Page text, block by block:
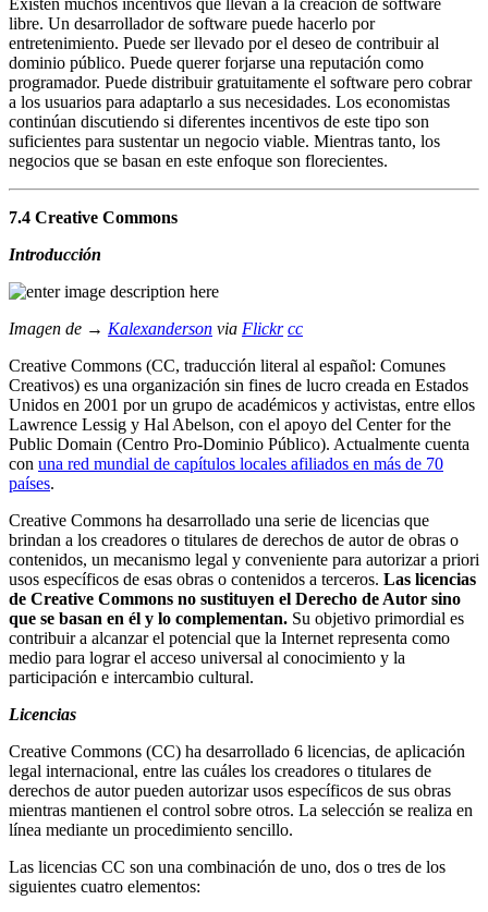
libre. Un desarrollador de software puede hacerlo por
entretenimiento. Puede ser llevado por el deseo de contribuir al
dominio público. Puede querer forjarse una reputación como
programador. Puede distribuir gratuitamente el software pero cobrar
a los usuarios para adaptarlo a sus necesidades. Los economistas
continúan discutiendo si diferentes incentivos de este tipo son
suficientes para sustentar un negocio viable. Mientras tanto, los
negocios que se basan en este enfoque son florecientes.
7.4 Creative Commons
Introducción
Imagen de → Kalexanderson via Flickr cc
Creative Commons (CC, traducción literal al español: Comunes
Creativos) es una organización sin fines de lucro creada en Estados
Unidos en 2001 por un grupo de académicos y activistas, entre ellos
Lawrence Lessig y Hal Abelson, con el apoyo del Center for the
Public Domain (Centro Pro-Dominio Público). Actualmente cuenta
con una red mundial de capítulos locales afiliados en más de 70
países.
Creative Commons ha desarrollado una serie de licencias que
brindan a los creadores o titulares de derechos de autor de obras o
contenidos, un mecanismo legal y conveniente para autorizar a priori
usos específicos de esas obras o contenidos a terceros. Las licencias
de Creative Commons no sustituyen el Derecho de Autor sino
que se basan en él y lo complementan. Su objetivo primordial es
contribuir a alcanzar el potencial que la Internet representa como
medio para lograr el acceso universal al conocimiento y la
participación e intercambio cultural.
Licencias
Creative Commons (CC) ha desarrollado 6 licencias, de aplicación
legal internacional, entre las cuáles los creadores o titulares de
derechos de autor pueden autorizar usos específicos de sus obras
mientras mantienen el control sobre otros. La selección se realiza en
línea mediante un procedimiento sencillo.
Las licencias CC son una combinación de uno, dos o tres de los
siguientes cuatro elementos: